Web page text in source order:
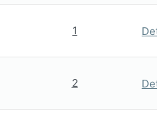
1
2